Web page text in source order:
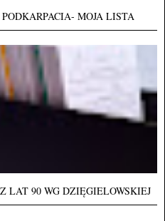
MOJA LISTA
LAT 90 WG DZIĘGIELOWSKIEJ